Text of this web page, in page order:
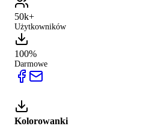
50k+
Użytkowników
100%
Darmowe
Kolorowanki